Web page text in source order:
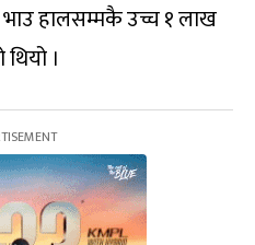
हालसम्मकै उच्च १ लाख
।